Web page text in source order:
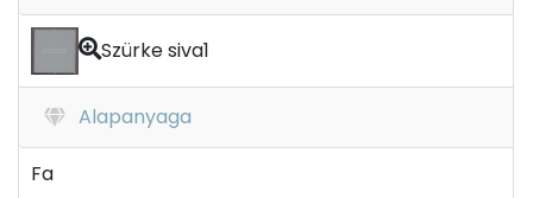
Szürke siva1
Alapanyaga
Fa